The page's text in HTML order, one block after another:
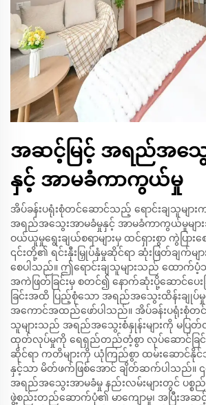
အဆင့်မြင့် အရည်အသွေ
နှင့် အာမခံကာကွယ်မှု
အိပ်ခန်းပရုံးစုံတင်ဆောင်သည့် ရောင်းချသူမျာ
အရည်အသွေးအာမခံမှုနှင့် အာမခံကာကွယ်မှုများ
ဝယ်ယူမှုရွေးချယ်စရာများမှ ထင်ရှားစွာ ကွဲပြားစေ
၎င်းတို့၏ ရင်းနှီးမြှုပ်နှံမှုဆိုင်ရာ ဆုံးဖြတ်ချက်မျ
စေပါသည်။ ဤရောင်းချသူများသည် ထောက်
အကဲဖြတ်ခြင်းမှ စတင်၍ နောက်ဆုံးပို့ဆောင်ပေး
ခြင်းအထိ ပြည့်စုံသော အရည်အသွေးထိန်းချုပ်မှု
အကောင်အထည်ဖော်ပါသည်။ အိပ်ခန်းပရုံးစုံတင်
သူများသည် အရည်အသွေးစံနှုန်းများကို မပြတ်လို
ထုတ်လုပ်မှုကို ရေရှည်တည်တံ့စွာ လုပ်ဆောင်ခြင်း
ဆိုင်ရာ ကတိများကို ယုံကြည်စွာ ထမ်းဆောင်
နှင့်သာ မိတ်ဖက်ဖြစ်အောင် ချိတ်ဆက်ပါသည်။
အရည်အသွေးအာမခံမှု နည်းလမ်းများတွင် ပစ္စ
ဖွဲ့စည်းတည်ဆောက်ပုံ၏ မာကျောမှု၊ အပြီးအ